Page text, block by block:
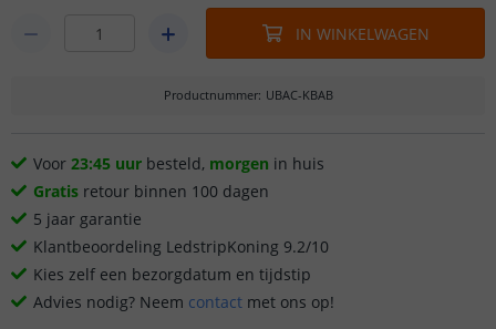
IN WINKELWAGEN
Productnummer: UBAC-KBAB
Voor 23:45 uur besteld, morgen in huis
Gratis retour binnen 100 dagen
5 jaar garantie
Klantbeoordeling LedstripKoning 9.2/10
Kies zelf een bezorgdatum en tijdstip
Advies nodig? Neem contact met ons op!